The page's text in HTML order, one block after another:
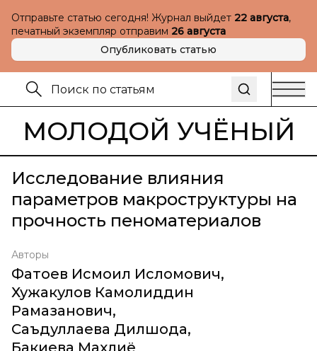
Отправьте статью сегодня! Журнал выйдет 22 августа,
печатный экземпляр отправим 26 августа
Опубликовать статью
МОЛОДОЙ УЧЁНЫЙ
Исследование влияния
параметров макроструктуры на
прочность пеноматериалов
Авторы
Фатоев Исмоил Исломович,
Хужакулов Камолиддин
Рамазанович,
Саъдуллаева Дилшода,
Бакиева Махлиё